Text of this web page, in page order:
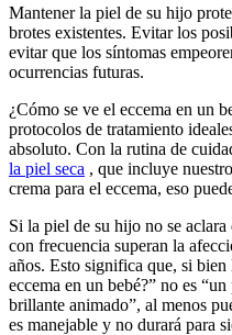
Mantener la piel de su hijo
brotes existentes. Evitar los
evitar que los síntomas
ocurrencias futuras.
¿Cómo se ve el eccema en un
protocolos de tratamiento
absoluto. Con la rutina de
la piel seca , que incluye
crema para el eccema, eso
Si la piel de su hijo no se
con frecuencia superan la
años. Esto significa que, si bien
eccema en un bebé?” no es
brillante animado”, al menos
es manejable y no durará para